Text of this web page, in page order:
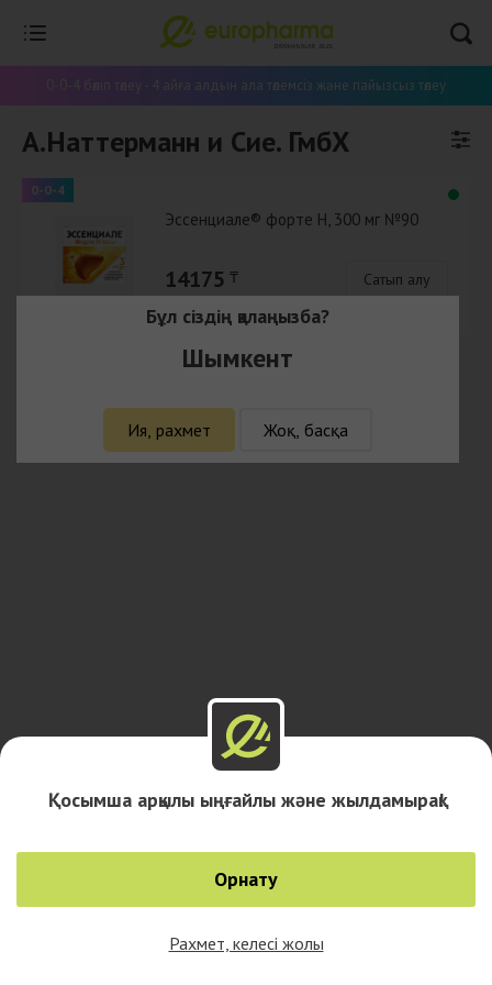
0
0-0-4 бөліп төлеу - 4 айға алдын ала төлемсіз және пайызсыз төлеу
А.Наттерманн и Сие. ГмбХ
0-0-4
Эссенциале® форте Н, 300 мг №90
14175 ₸ Сатып алу
Қосымша арқылы ыңғайлы және жылдамырақ!
Орнату
Рахмет, келесі жолы
Бұл сіздің қалаңызба?
Шымкент
Ия, рахмет Жоқ, басқа